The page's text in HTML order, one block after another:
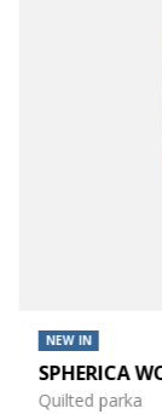
NEW IN
SPHERICA
Quilted parka